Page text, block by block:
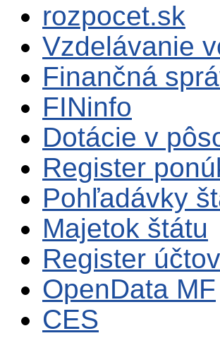
rozpocet.sk
Vzdelávanie
Finančná
FINinfo
Dotácie v
Register
Pohľadávky
Majetok štátu
Register
OpenData MF
CES